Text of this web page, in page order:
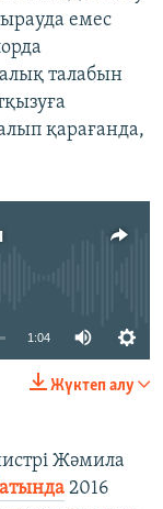
емес
талабын
қарағанда,
1:04
Жүктеп алу
Жәмила
2016